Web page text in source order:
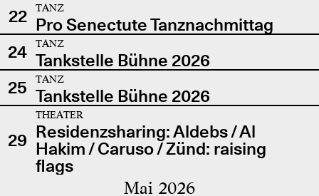
22
TANZ
Pro Senectute Tanznachmittag
24
TANZ
Tankstelle Bühne 2026
25
TANZ
Tankstelle Bühne 2026
29
THEATER
Residenzsharing: Aldebs / Al
Hakim / Caruso / Zünd: raising
flags
Mai 2026